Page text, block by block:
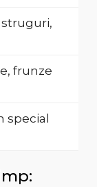
struguri,
frunze
special